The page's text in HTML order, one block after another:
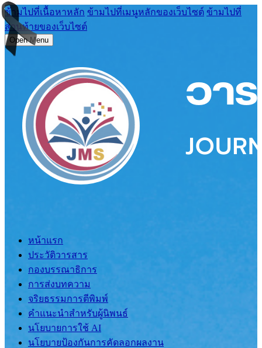
ข้ามไปที่เนื้อหาหลัก ข้ามไปที่เมนูหลักของเว็บไซต์ ข้ามไปที่
ส่วนท้ายของเว็บไซต์
Open Menu
หน้าแรก
ประวัติวารสาร
กองบรรณาธิการ
การส่งบทความ
จริยธรรมการตีพิมพ์
คำแนะนำสำหรับผู้นิพนธ์
นโยบายการใช้ AI
นโยบายป้องกันการคัดลอกผลงาน